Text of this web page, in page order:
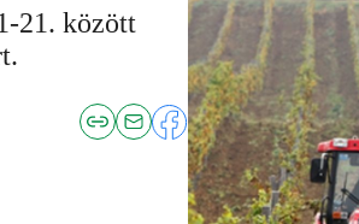
21. között